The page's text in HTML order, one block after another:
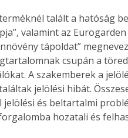
talált a hatóság
valamint az
tápoldat”
csupán a
A szakemberek a
jelölési hibát.
és beltartalmi
hozatali és